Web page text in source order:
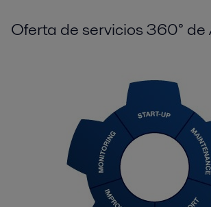
Oferta de servicios 360° de